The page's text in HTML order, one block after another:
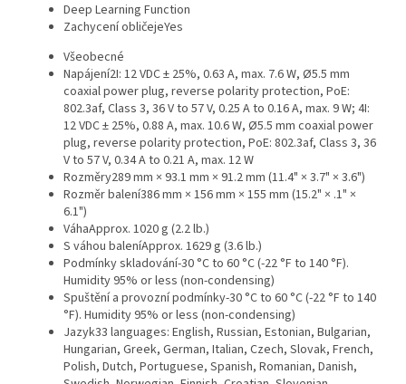
Deep Learning Function
Zachycení obličejeYes
Všeobecné
Napájení2I: 12 VDC ± 25%, 0.63 A, max. 7.6 W, Ø5.5 mm
coaxial power plug, reverse polarity protection, PoE:
802.3af, Class 3, 36 V to 57 V, 0.25 A to 0.16 A, max. 9 W; 4I:
12 VDC ± 25%, 0.88 A, max. 10.6 W, Ø5.5 mm coaxial power
plug, reverse polarity protection, PoE: 802.3af, Class 3, 36
V to 57 V, 0.34 A to 0.21 A, max. 12 W
Rozměry289 mm × 93.1 mm × 91.2 mm (11.4" × 3.7" × 3.6")
Rozměr balení386 mm × 156 mm × 155 mm (15.2" × .1" ×
6.1")
VáhaApprox. 1020 g (2.2 lb.)
S váhou baleníApprox. 1629 g (3.6 lb.)
Podmínky skladování-30 °C to 60 °C (-22 °F to 140 °F).
Humidity 95% or less (non-condensing)
Spuštění a provozní podmínky-30 °C to 60 °C (-22 °F to 140
°F). Humidity 95% or less (non-condensing)
Jazyk33 languages: English, Russian, Estonian, Bulgarian,
Hungarian, Greek, German, Italian, Czech, Slovak, French,
Polish, Dutch, Portuguese, Spanish, Romanian, Danish,